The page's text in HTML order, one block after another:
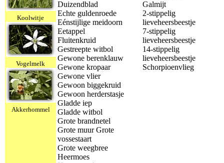
Koolwitje
Vogelmelk
Akkerhommel
Duizendblad
Echte guldenroede
Eénstijlige meidoorn
Eetappel
Fluitenkruid
Gestreepte witbol
Gewone berenklauw
Gewone kropaar
Gewone vlier
Gewoon biggekruid
Gewoon herderstasje
Gladde iep
Gladde witbol
Grote brandnetel
Grote muur Grote
vossestaart
Grote weegbree
Heermoes
Galmijt
2-stippelig
lieveheersbeestje
7-stippelig
lieveheersbeestje
14-stippelig
lieveheersbeestje
Schorpioenvlieg